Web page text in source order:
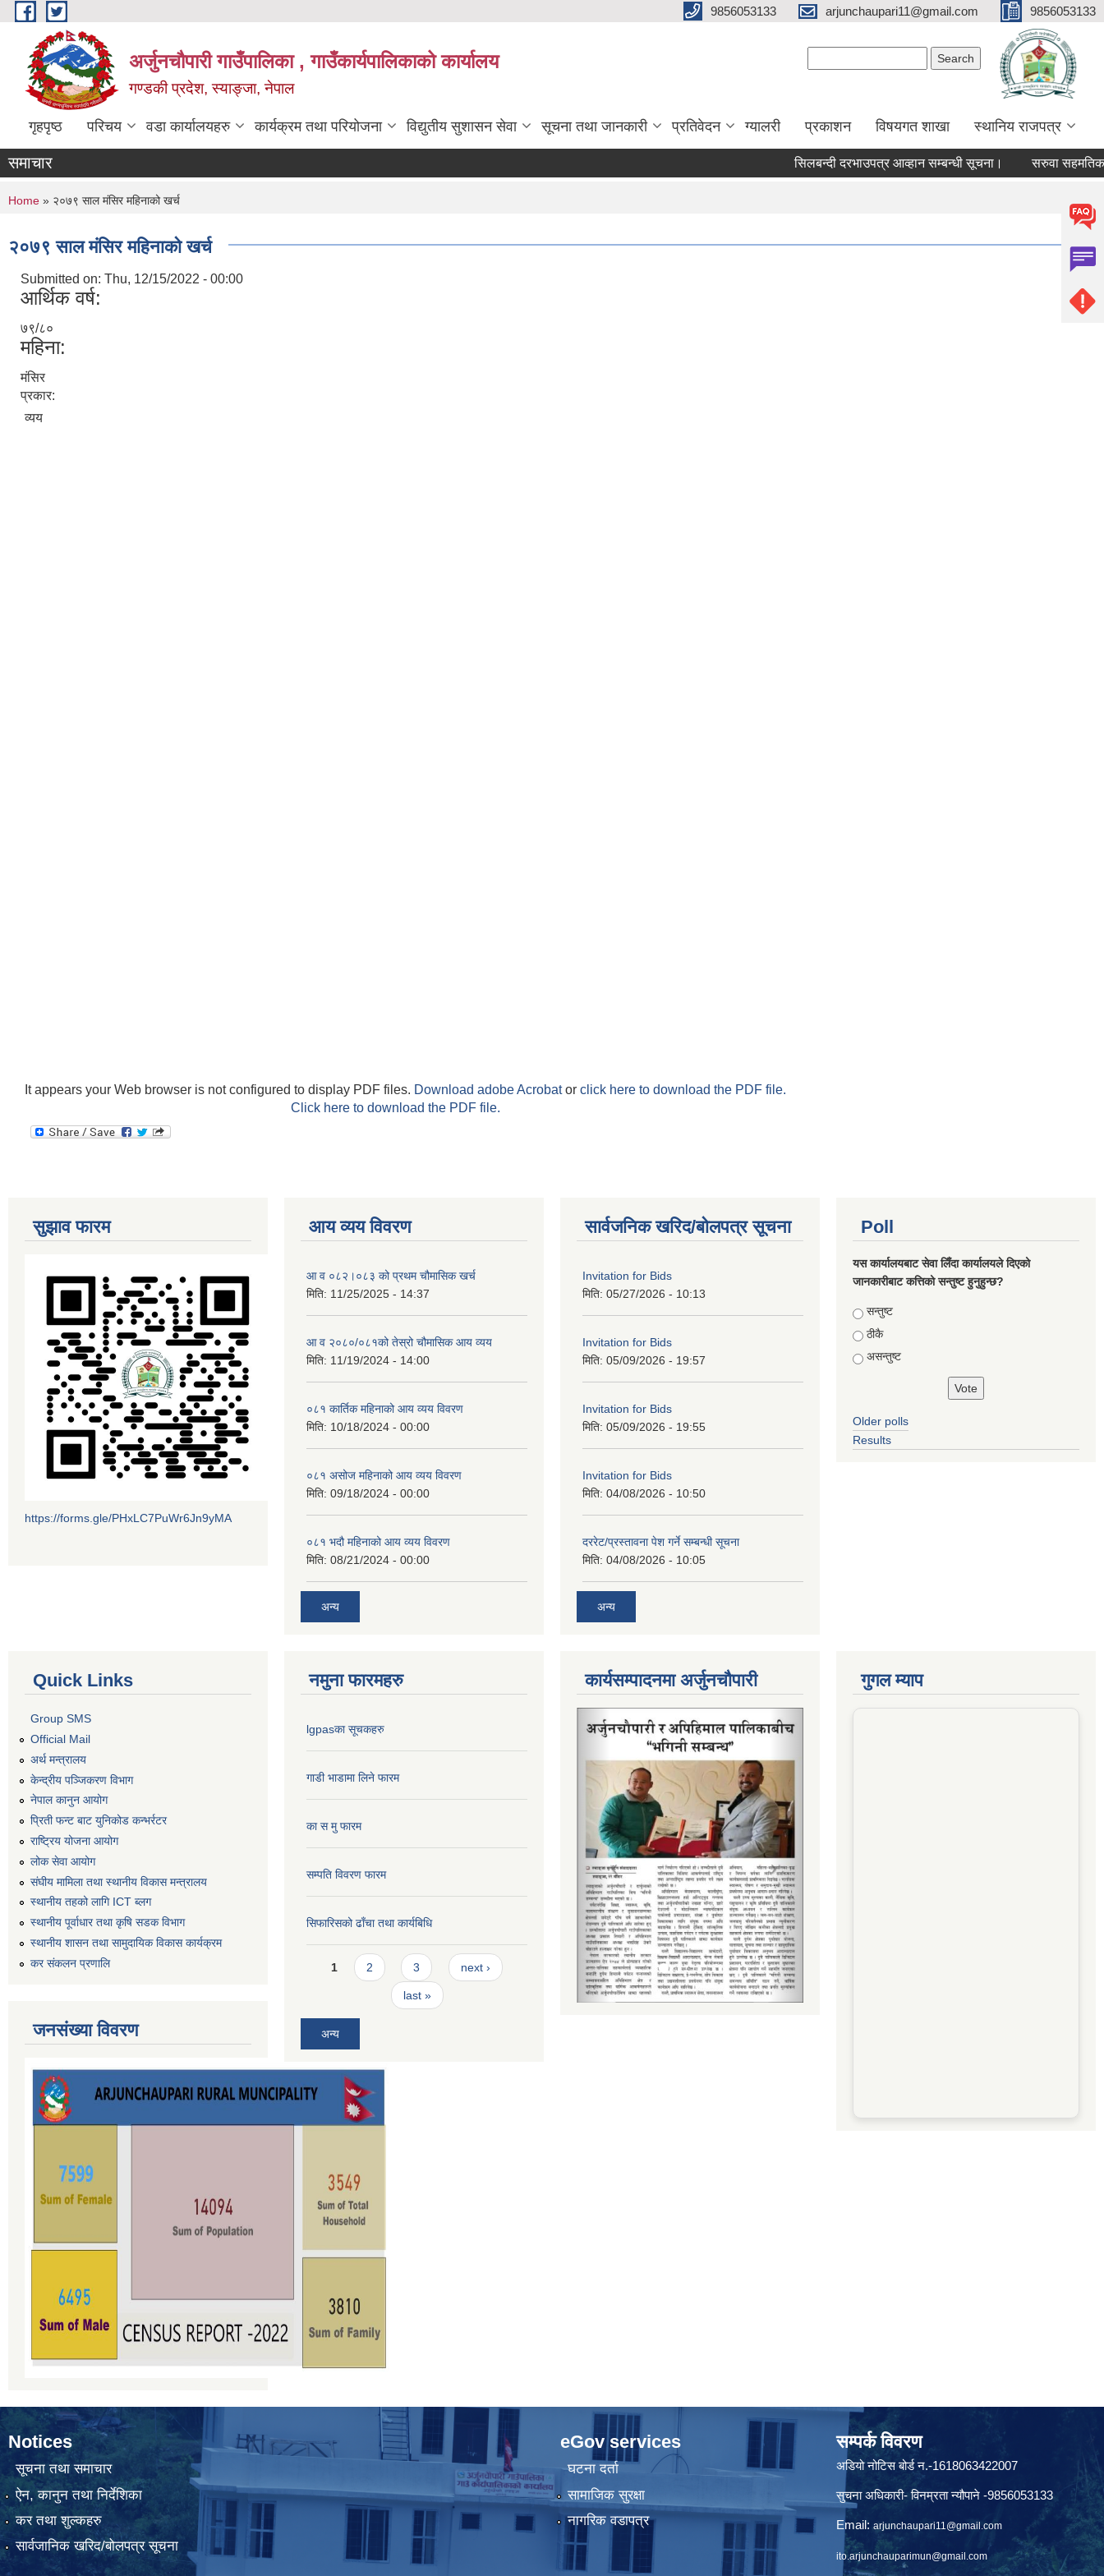
Skip to main content 9856053133 arjunchaupari11@gmail.com 9856053133
अर्जुनचौपारी गाउँपालिका , गाउँकार्यपालिकाको कार्यालय
गण्डकी प्रदेश, स्याङ्जा, नेपाल
गृहपृष्ठ परिचय वडा कार्यालयहरु कार्यक्रम तथा परियोजना विद्युतीय सुशासन सेवा सूचना तथा जानकारी प्रतिवेदन ग्यालरी प्रकाशन विषयगत शाखा स्थानिय राजपत्र
समाचार सिलबन्दी दरभाउपत्र आव्हान सम्बन्धी सूचना। सरुवा सहमतिका
You are here
Home » २०७९ साल मंसिर महिनाको खर्च
२०७९ साल मंसिर महिनाको खर्च
Submitted on: Thu, 12/15/2022 - 00:00
आर्थिक वर्ष:
७९/८०
महिना:
मंसिर
प्रकार:
व्यय
It appears your Web browser is not configured to display PDF files. Download adobe Acrobator click here to download the PDF file.
Click here to download the PDF file.
सुझाव फारम
https://forms.gle/PHxLC7PuWr6Jn9yMA
आय व्यय विवरण
आ व ०८२।०८३ को प्रथम चौमासिक खर्च
मिति: 11/25/2025 - 14:37
आ व २०८०/०८१को तेस्रो चौमासिक आय व्यय
मिति: 11/19/2024 - 14:00
०८१ कार्तिक महिनाको आय व्यय विवरण
मिति: 10/18/2024 - 00:00
०८१ असोज महिनाको आय व्यय विवरण
मिति: 09/18/2024 - 00:00
०८१ भदौ महिनाको आय व्यय विवरण
मिति: 08/21/2024 - 00:00
अन्य
सार्वजनिक खरिद/बोलपत्र सूचना
Invitation for Bids
मिति: 05/27/2026 - 10:13
Invitation for Bids
मिति: 05/09/2026 - 19:57
Invitation for Bids
मिति: 05/09/2026 - 19:55
Invitation for Bids
मिति: 04/08/2026 - 10:50
दररेट/प्रस्तावना पेश गर्ने सम्बन्धी सूचना
मिति: 04/08/2026 - 10:05
अन्य
Poll
यस कार्यालयबाट सेवा लिँदा कार्यालयले दिएको
जानकारीबाट कत्तिको सन्तुष्ट हुनुहुन्छ?
Choices
सन्तुष्ट
ठीकै
असन्तुष्ट
Older polls
Results
Quick Links
Group SMS
Official Mail
अर्थ मन्त्रालय
केन्द्रीय पञ्जिकरण विभाग
नेपाल कानुन आयोग
प्रिती फन्ट बाट युनिकोड कन्भर्रटर
राष्ट्रिय योजना आयोग
लोक सेवा आयोग
संघीय मामिला तथा स्थानीय विकास मन्त्रालय
स्थानीय तहको लागि ICT ब्लग
स्थानीय पूर्वाधार तथा कृषि सडक विभाग
स्थानीय शासन तथा सामुदायिक विकास कार्यक्रम
कर स‌ंकलन प्रणालि
जनसंख्या विवरण
नमुना फारमहरु
lgpasका सूचकहरु
गाडी भाडामा लिने फारम
का स मु फारम
सम्पति विवरण फारम
सिफारिसको ढाँचा तथा कार्यबिधि
Pages
1 2 3 next ›
last »
अन्य
कार्यसम्पादनमा अर्जुनचौपारी गुगल म्याप
Notices
सूचना तथा समाचार
ऐन, कानुन तथा निर्देशिका
कर तथा शुल्कहरु
सार्वजानिक खरिद/बोलपत्र सूचना
eGov services
घटना दर्ता
सामाजिक सुरक्षा
नागरिक वडापत्र
सम्पर्क विवरण
अडियो नोटिस बोर्ड न.-1618063422007
सुचना अधिकारी- विनम्रता न्यौपाने -9856053133
Email: arjunchaupari11@gmail.com
ito.arjunchauparimun@gmail.com